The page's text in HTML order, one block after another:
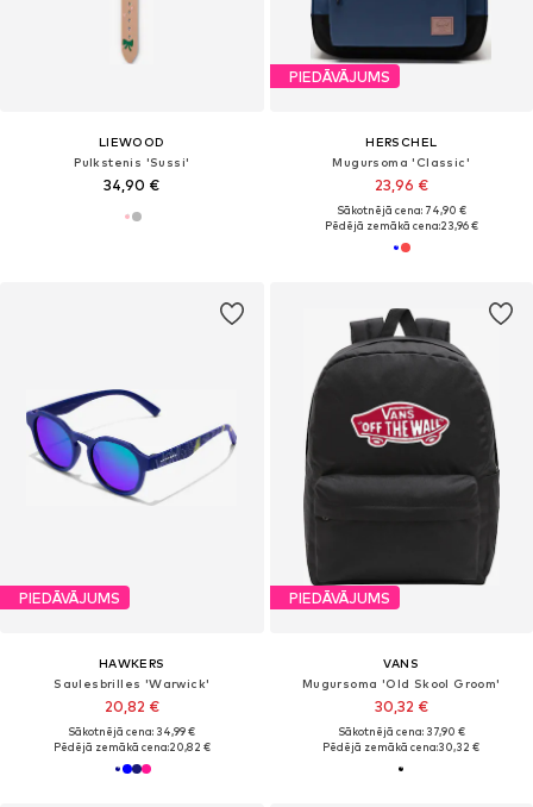
LIEWOOD
Pulkstenis 'Sussi'
34,90 €
PIEDĀVĀJUMS
HERSCHEL
Mugursoma 'Classic'
23,96 €
Sākotnējā cena: 74,90 €
Pēdējā zemākā cena:23,96 €
PIEDĀVĀJUMS
HAWKERS
Saulesbrilles 'Warwick'
20,82 €
Sākotnējā cena: 34,99 €
Pēdējā zemākā cena:20,82 €
PIEDĀVĀJUMS
VANS
Mugursoma 'Old Skool Groom'
30,32 €
Sākotnējā cena: 37,90 €
Pēdējā zemākā cena:30,32 €